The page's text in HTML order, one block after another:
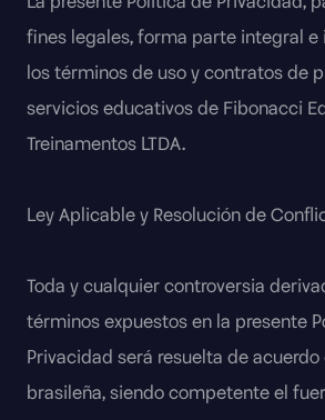
fines legales, forma parte integral e
los términos de uso y contratos de
servicios educativos de Fibonacci
Treinamentos LTDA.
Ley Aplicable y Resolución de
Toda y cualquier controversia
términos expuestos en la presente
Privacidad será resuelta de
brasileña, siendo competente el